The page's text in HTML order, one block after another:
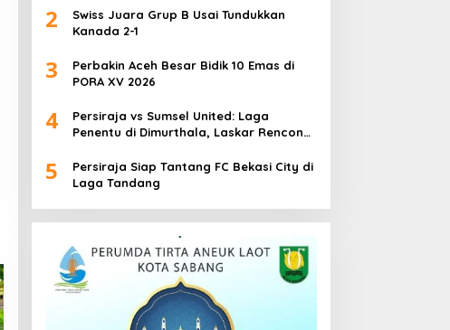
2
Swiss Juara Grup B Usai Tundukkan
Kanada 2-1
3
Perbakin Aceh Besar Bidik 10 Emas di
PORA XV 2026
4
Persiraja vs Sumsel United: Laga
Penentu di Dimurthala, Laskar Rencong
5
Persiraja Siap Tantang FC Bekasi City di
Laga Tandang